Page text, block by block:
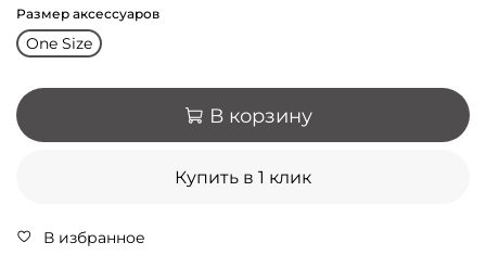
Размер аксессуаров
One Size
В корзину
Купить в 1 клик
В избранное